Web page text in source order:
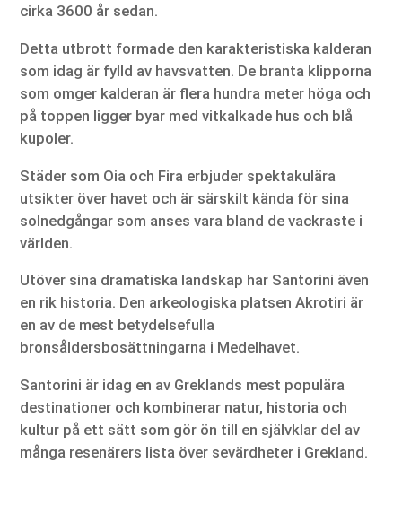
cirka 3600 år sedan.
Detta utbrott formade den karakteristiska kalderan
som idag är fylld av havsvatten. De branta klipporna
som omger kalderan är flera hundra meter höga och
på toppen ligger byar med vitkalkade hus och blå
kupoler.
Städer som Oia och Fira erbjuder spektakulära
utsikter över havet och är särskilt kända för sina
solnedgångar som anses vara bland de vackraste i
världen.
Utöver sina dramatiska landskap har Santorini även
en rik historia. Den arkeologiska platsen Akrotiri är
en av de mest betydelsefulla
bronsåldersbosättningarna i Medelhavet.
Santorini är idag en av Greklands mest populära
destinationer och kombinerar natur, historia och
kultur på ett sätt som gör ön till en självklar del av
många resenärers lista över sevärdheter i Grekland.